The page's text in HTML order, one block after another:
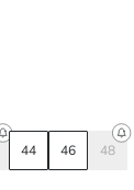
44 46 48